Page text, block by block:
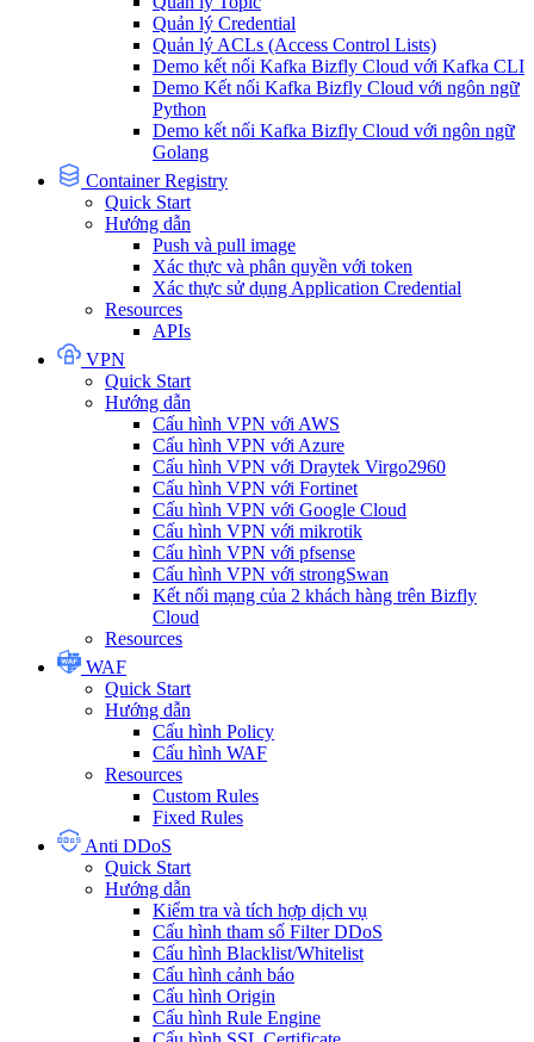
Quản lý Credential
Quản lý ACLs (Access Control Lists)
Demo kết nối Kafka Bizfly Cloud với Kafka CLI
Demo Kết nối Kafka Bizfly Cloud với ngôn ngữ
Python
Demo kết nối Kafka Bizfly Cloud với ngôn ngữ
Golang
Container Registry
Quick Start
Hướng dẫn
Push và pull image
Xác thực và phân quyền với token
Xác thực sử dụng Application Credential
Resources
APIs
VPN
Quick Start
Hướng dẫn
Cấu hình VPN với AWS
Cấu hình VPN với Azure
Cấu hình VPN với Draytek Virgo2960
Cấu hình VPN với Fortinet
Cấu hình VPN với Google Cloud
Cấu hình VPN với mikrotik
Cấu hình VPN với pfsense
Cấu hình VPN với strongSwan
Kết nối mạng của 2 khách hàng trên Bizfly
Cloud
Resources
WAF
Quick Start
Hướng dẫn
Cấu hình Policy
Cấu hình WAF
Resources
Custom Rules
Fixed Rules
Anti DDoS
Quick Start
Hướng dẫn
Kiểm tra và tích hợp dịch vụ
Cấu hình tham số Filter DDoS
Cấu hình Blacklist/Whitelist
Cấu hình cảnh báo
Cấu hình Origin
Cấu hình Rule Engine